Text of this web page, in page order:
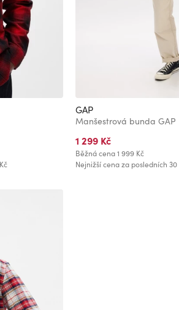
GAP
Manšestrová bunda GAP
1 299 Kč
Běžná cena1 999 Kč
Nejnižší cena za posledních 30